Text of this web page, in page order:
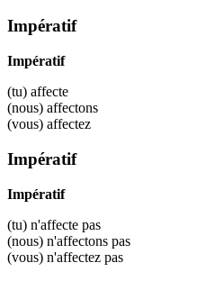
Impératif
Impératif
(tu) affecte
(nous) affectons
(vous) affectez
Impératif
Impératif
(tu) n'affecte pas
(nous) n'affectons pas
(vous) n'affectez pas